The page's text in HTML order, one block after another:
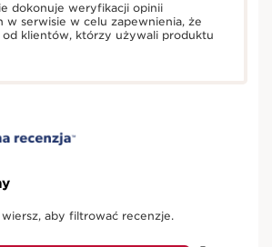
dokonuje weryfikacji opinii
w serwisie w celu zapewnienia, że
od klientów, którzy używali produktu